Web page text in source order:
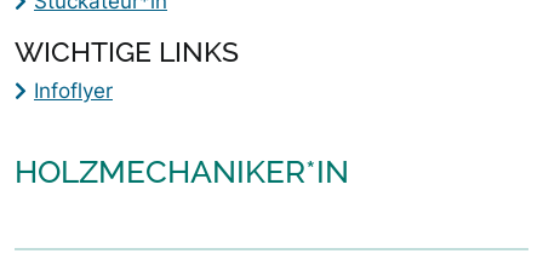
WICHTIGE LINKS
Infoflyer
HOLZMECHANIKER*IN